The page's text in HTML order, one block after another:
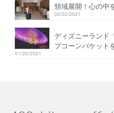
領域展開！心の中
02/02/2021
ディズニーランド
プコーンバケット
01/26/2021